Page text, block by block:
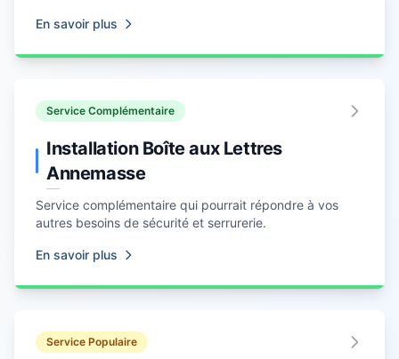
En savoir plus
Service Complémentaire
Installation Boîte aux Lettres
Annemasse
Service complémentaire qui pourrait répondre à vos
autres besoins de sécurité et serrurerie.
En savoir plus
Service Populaire